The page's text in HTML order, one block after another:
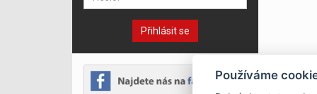
Přihlásit se
Používáme